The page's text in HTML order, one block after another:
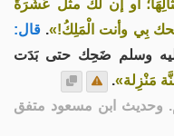
أو إن لك مثل عَشَرَةَ
بِي وأنت الْمَلِكُ!». قال:
وسلم ضَحِك حتى بَدَت
مَنْزِلة».
وحديث ابن مسعود متفق